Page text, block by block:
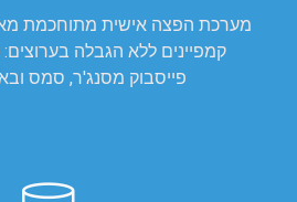
מערכת הפצה אישית מתוחכמת
קמפיינים ללא הגבלה
פייסבוק מסנג'ר, סמס